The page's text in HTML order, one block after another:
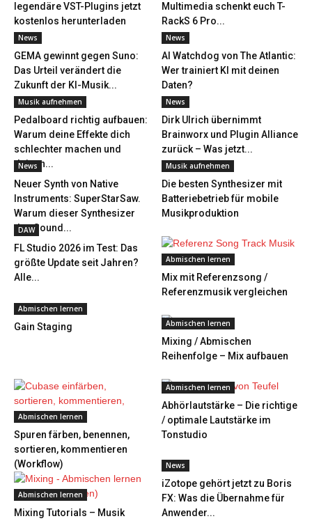
legendäre VST-Plugins jetzt
kostenlos herunterladen
Multimedia schenkt euch T-
RackS 6 Pro...
News
GEMA gewinnt gegen Suno:
Das Urteil verändert die
Zukunft der KI-Musik...
News
AI Watchdog von The Atlantic:
Wer trainiert KI mit deinen
Daten?
Musik aufnehmen
Pedalboard richtig aufbauen:
Warum deine Effekte dich
schlechter machen und
deinen...
News
Dirk Ulrich übernimmt
Brainworx und Plugin Alliance
zurück – Was jetzt...
News
Neuer Synth von Native
Instruments: SuperStarSaw.
Warum dieser Synthesizer
den Sound...
Musik aufnehmen
Die besten Synthesizer mit
Batteriebetrieb für mobile
Musikproduktion
DAW
FL Studio 2026 im Test: Das
größte Update seit Jahren?
Alle...
Abmischen lernen
Mix mit Referenzsong /
Referenzmusik vergleichen
Abmischen lernen
Gain Staging Abmischen lernen
Mixing / Abmischen
Reihenfolge – Mix aufbauen
Abmischen lernen
Spuren färben, benennen,
sortieren, kommentieren
(Workflow)
Abmischen lernen
Abhörlautstärke – Die richtige
/ optimale Lautstärke im
Tonstudio
Abmischen lernen
Mixing Tutorials – Musik
News
iZotope gehört jetzt zu Boris
FX: Was die Übernahme für
Anwender...